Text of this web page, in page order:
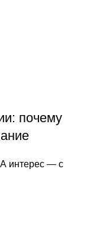
почему
интерес — с